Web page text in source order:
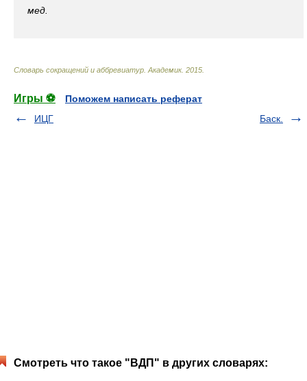
мед.
Словарь сокращений и аббревиатур Академик. 2015
Игры ⚽
Поможем написать реферат
ИЦГ
Баск.
Смотреть что такое "ВДП" в других словарях: